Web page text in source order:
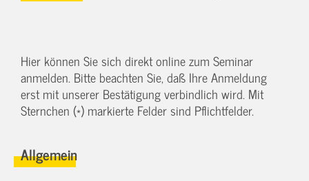
Hier können Sie sich direkt online zum Seminar
anmelden. Bitte beachten Sie, daß Ihre Anmeldung
erst mit unserer Bestätigung verbindlich wird. Mit
Sternchen (*) markierte Felder sind Pflichtfelder.
Allgemein